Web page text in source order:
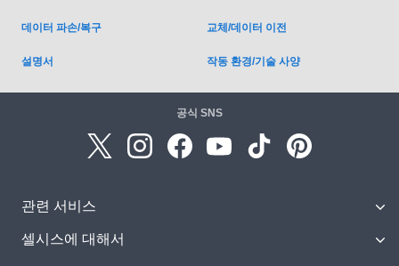
데이터 파손/복구 교체/데이터 이전
설명서 작동 환경/기술 사양
공식 SNS
관련 서비스
셀시스에 대해서